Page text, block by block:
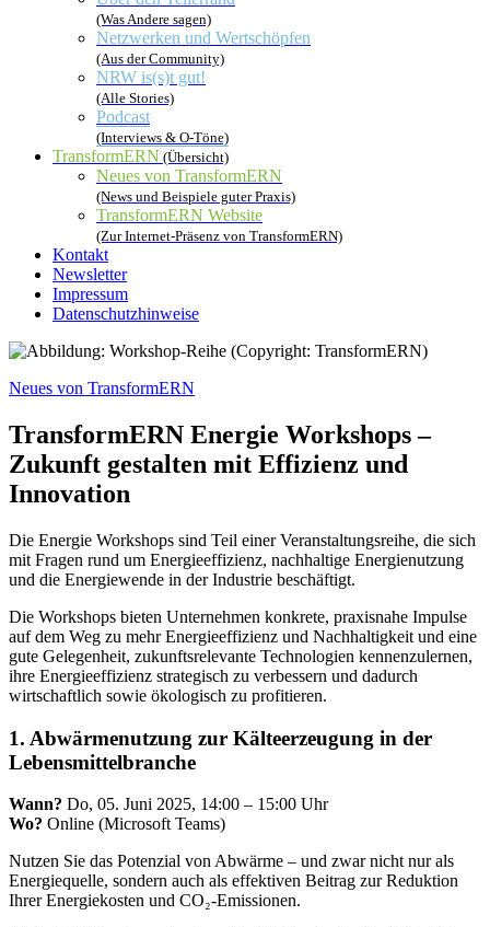
(Was Andere sagen)
Netzwerken und Wertschöpfen
(Aus der Community)
NRW is(s)t gut!
(Alle Stories)
Podcast
(Interviews & O-Töne)
TransformERN (Übersicht)
Neues von TransformERN
(News und Beispiele guter Praxis)
TransformERN Website
(Zur Internet-Präsenz von TransformERN)
Kontakt
Newsletter
Impressum
Datenschutzhinweise
Neues von TransformERN
TransformERN Energie Workshops –
Zukunft gestalten mit Effizienz und
Innovation
Die Energie Workshops sind Teil einer Veranstaltungsreihe, die sich
mit Fragen rund um Energieeffizienz, nachhaltige Energienutzung
und die Energiewende in der Industrie beschäftigt.
Die Workshops bieten Unternehmen konkrete, praxisnahe Impulse
auf dem Weg zu mehr Energieeffizienz und Nachhaltigkeit und eine
gute Gelegenheit, zukunftsrelevante Technologien kennenzulernen,
ihre Energieeffizienz strategisch zu verbessern und dadurch
wirtschaftlich sowie ökologisch zu profitieren.
1. Abwärmenutzung zur Kälteerzeugung in der
Lebensmittelbranche
Wann? Do, 05. Juni 2025, 14:00 – 15:00 Uhr
Wo? Online (Microsoft Teams)
Nutzen Sie das Potenzial von Abwärme – und zwar nicht nur als
Energiequelle, sondern auch als effektiven Beitrag zur Reduktion
Ihrer Energiekosten und CO₂-Emissionen.